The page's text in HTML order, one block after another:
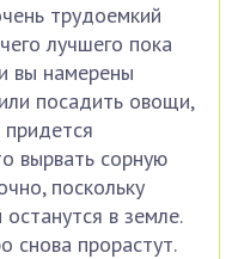
трудоемкий
лучшего пока
вы намерены
посадить овощи,
вырвать сорную
поскольку
в земле.
снова прорастут.